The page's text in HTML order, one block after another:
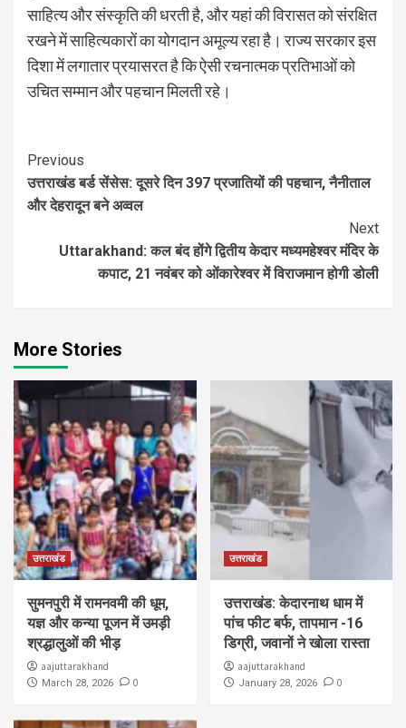
साहित्य और संस्कृति की धरती है, और यहां की विरासत को संरक्षित
रखने में साहित्यकारों का योगदान अमूल्य रहा है। राज्य सरकार इस
दिशा में लगातार प्रयासरत है कि ऐसी रचनात्मक प्रतिभाओं को
उचित सम्मान और पहचान मिलती रहे।
Continue
Reading
Previous
उत्तराखंड बर्ड सेंसेस: दूसरे दिन 397 प्रजातियों की पहचान, नैनीताल
और देहरादून बने अव्वल
Next
Uttarakhand: कल बंद होंगे द्वितीय केदार मध्यमहेश्वर मंदिर के
कपाट, 21 नवंबर को ओंकारेश्वर में विराजमान होगी डोली
More Stories
उत्तराखंड
सुमनपुरी में रामनवमी की धूम,
यज्ञ और कन्या पूजन में उमड़ी
श्रद्धालुओं की भीड़
aajuttarakhand
March 28, 2026 0
उत्तराखंड
उत्तराखंड: केदारनाथ धाम में
पांच फीट बर्फ, तापमान -16
डिग्री, जवानों ने खोला रास्ता
aajuttarakhand
January 28, 2026 0